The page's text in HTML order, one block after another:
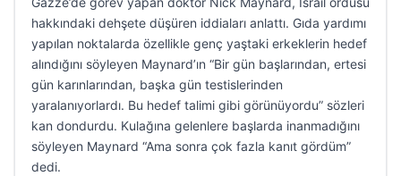
hakkındaki dehşete düşüren iddiaları anlattı. Gıda yardımı
yapılan noktalarda özellikle genç yaştaki erkeklerin hedef
alındığını söyleyen Maynard’ın “Bir gün başlarından, ertesi
gün karınlarından, başka gün testislerinden
yaralanıyorlardı. Bu hedef talimi gibi görünüyordu” sözleri
kan dondurdu. Kulağına gelenlere başlarda inanmadığını
söyleyen Maynard “Ama sonra çok fazla kanıt gördüm”
dedi.